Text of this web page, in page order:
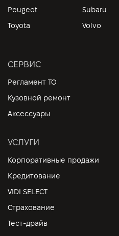
Peugeot
Subaru
Toyota
Volvo
СЕРВИС
Регламент ТО
Кузовной ремонт
Аксессуары
УСЛУГИ
Корпоративные продажи
Кредитование
VIDI SELECT
Страхование
Тест-драйв